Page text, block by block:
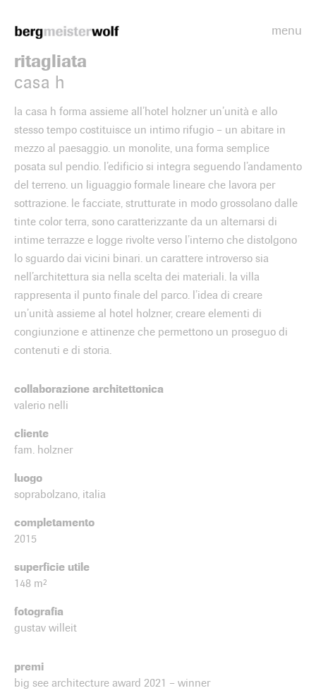
menu
ritagliata
casa h
la casa h forma assieme all’hotel holzner un’unità e allo
stesso tempo costituisce un intimo rifugio – un abitare in
mezzo al paesaggio. un monolite, una forma semplice
posata sul pendio. l’edificio si integra seguendo l’andamento
del terreno. un liguaggio formale lineare che lavora per
sottrazione. le facciate, strutturate in modo grossolano dalle
tinte color terra, sono caratterizzante da un alternarsi di
intime terrazze e logge rivolte verso l’interno che distolgono
lo sguardo dai vicini binari. un carattere introverso sia
nell’architettura sia nella scelta dei materiali. la villa
rappresenta il punto finale del parco. l’idea di creare
un’unità assieme al hotel holzner, creare elementi di
congiunzione e attinenze che permettono un proseguo di
contenuti e di storia.
collaborazione architettonica
valerio nelli
cliente
fam. holzner
luogo
soprabolzano, italia
completamento
2015
superficie utile
148 m²
fotografia
gustav willeit
premi
big see architecture award 2021 – winner